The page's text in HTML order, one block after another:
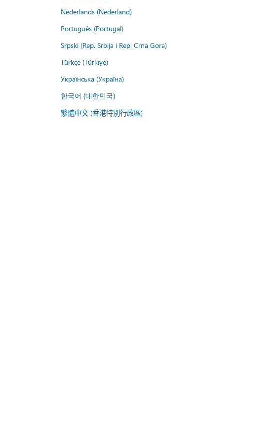
Nederlands (Nederland)
Português (Portugal)
Srpski (Rep. Srbija i Rep. Crna Gora)
Türkçe (Türkiye)
Українська (Україна)
한국어 (대한민국)
繁體中文 (香港特別行政區)